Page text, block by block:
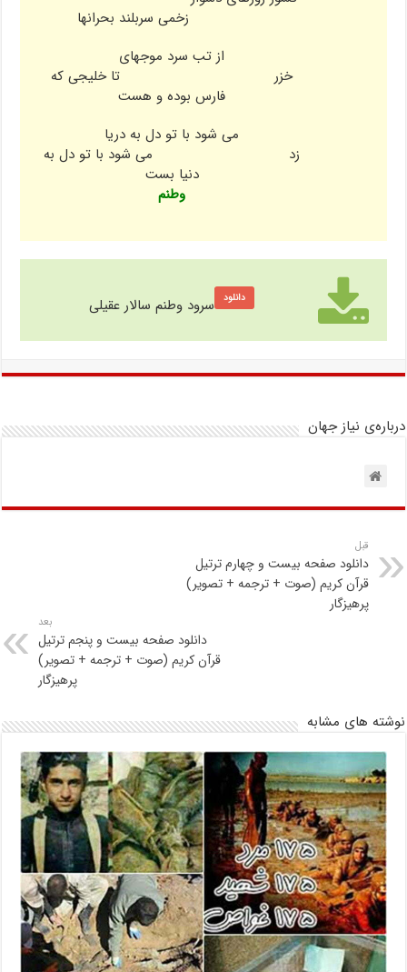
زخمی سربلند بحرانها
از تب سرد موجهای
خزر تا خلیجی که
فارس بوده و هست
می شود با تو دل به دریا
زد می شود با تو دل به
دنیا بست
وطنم
دانلود سرود وطنم سالار عقیلی
درباره‌ی نیاز جهان
قبل
دانلود صفحه بیست و چهارم ترتیل
قرآن کریم (صوت + ترجمه + تصویر)
پرهیزگار
بعد
دانلود صفحه بیست و پنجم ترتیل
قرآن کریم (صوت + ترجمه + تصویر)
پرهیزگار
نوشته های مشابه